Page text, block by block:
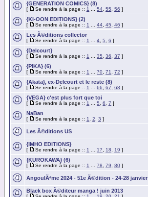
{GENERATION COMICS} (8)
[ Se rendre à la page :: 1 54 55 56 ]
{KI-OON EDITIONS} (2)
[ Se rendre à la page :: 1 44 45 46 ]
Les Ã©ditions collector
[ Se rendre à la page :: 1 4 5 6 ]
{Delcourt}
[ Se rendre à la page :: 1 35 36 37 ]
{PIKA} (6)
[ Se rendre à la page :: 1 70 71 72 ]
{Akata}, ex-Delcourt et le reste (8)
[ Se rendre à la page :: 1 66 67 68 ]
{VEGA} c'est plus fort que toi
[ Se rendre à la page :: 1 5 6 7 ]
NaBan
[ Se rendre à la page :: 1 2 3 ]
Les Ã©ditions US
{IMHO EDITIONS}
[ Se rendre à la page :: 1 17 18 19 ]
{KUROKAWA} (6)
[ Se rendre à la page :: 1 78 79 80 ]
AngoulÃªme 2024 - 51e Ã©dition - 24-28 janvier
Black box Ã©diteur manga ! juin 2013